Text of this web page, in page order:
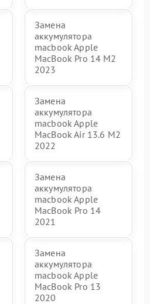
Замена
аккумулятора
macbook Apple
MacBook Pro 14 M2
2023
Замена
аккумулятора
macbook Apple
MacBook Air 13.6 M2
2022
Замена
аккумулятора
macbook Apple
MacBook Pro 14
2021
Замена
аккумулятора
macbook Apple
MacBook Pro 13
2020